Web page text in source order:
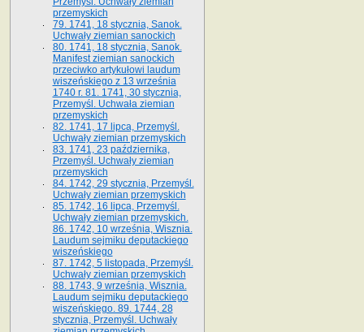
przemyskich
79. 1741, 18 stycznia, Sanok.
Uchwały ziemian sanockich
80. 1741, 18 stycznia, Sanok.
Manifest ziemian sanockich
przeciwko artykułowi laudum
wiszeńskiego z 13 wrze­śnia
1740 r. 81. 1741, 30 stycznia,
Przemyśl. Uchwała ziemian
przemyskich
82. 1741, 17 lipca, Przemyśl.
Uchwały ziemian przemyskich
83. 1741, 23 października,
Przemyśl. Uchwały ziemian
przemyskich
84. 1742, 29 stycznia, Przemyśl.
Uchwały ziemian przemyskich
85. 1742, 16 lipca, Przemyśl.
Uchwały ziemian przemyskich.
86. 1742, 10 września, Wisznia.
Laudum sejmiku deputackiego
wiszeńskiego
87. 1742, 5 listopada, Przemyśl.
Uchwały ziemian przemyskich
88. 1743, 9 września, Wisznia.
Laudum sejmiku deputackiego
wiszeńskiego. 89. 1744, 28
stycznia, Przemyśl. Uchwały